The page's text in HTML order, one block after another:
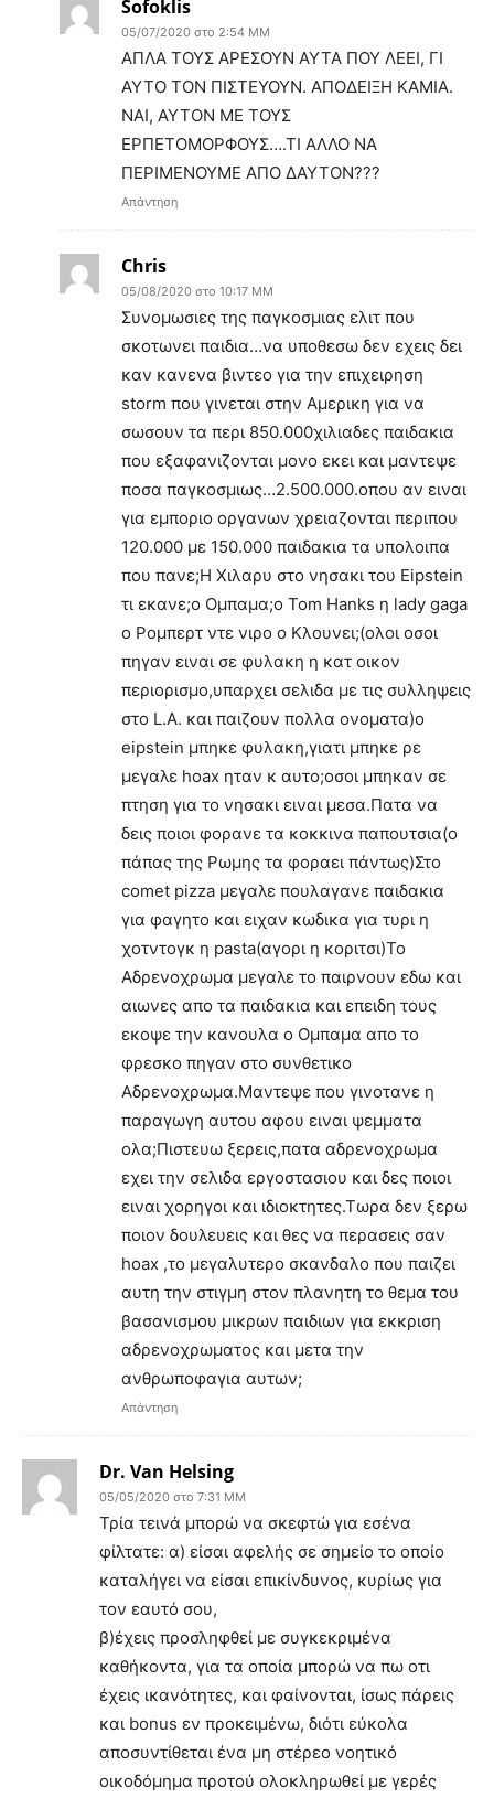
Sofoklis
05/07/2020 στο 2:54 ΜΜ
ΑΠΛΑ ΤΟΥΣ ΑΡΕΣΟΥΝ ΑΥΤΑ ΠΟΥ ΛΕΕΙ, ΓΙ
ΑΥΤΟ ΤΟΝ ΠΙΣΤΕΥΟΥΝ. ΑΠΟΔΕΙΞΗ ΚΑΜΙΑ.
ΝΑΙ, ΑΥΤΟΝ ΜΕ ΤΟΥΣ
ΕΡΠΕΤΟΜΟΡΦΟΥΣ….ΤΙ ΑΛΛΟ ΝΑ
ΠΕΡΙΜΕΝΟΥΜΕ ΑΠΟ ΔΑΥΤΟΝ???
Απάντηση
Chris
05/08/2020 στο 10:17 ΜΜ
Συνομωσιες της παγκοσμιας ελιτ που
σκοτωνει παιδια…να υποθεσω δεν εχεις δει
καν κανενα βιντεο για την επιχειρηση
storm που γινεται στην Αμερικη για να
σωσουν τα περι 850.000χιλιαδες παιδακια
που εξαφανιζονται μονο εκει και μαντεψε
ποσα παγκοσμιως…2.500.000.οπου αν ειναι
για εμποριο οργανων χρειαζονται περιπου
120.000 με 150.000 παιδακια τα υπολοιπα
που πανε;Η Χιλαρυ στο νησακι του Εipstein
τι εκανε;ο Ομπαμα;ο Tom Hanks η lady gaga
ο Ρομπερτ ντε νιρο ο Κλουνει;(ολοι οσοι
πηγαν ειναι σε φυλακη η κατ οικον
περιορισμο,υπαρχει σελιδα με τις συλληψεις
στο L.A. και παιζουν πολλα ονοματα)ο
eipstein μπηκε φυλακη,γιατι μπηκε ρε
μεγαλε hoax ηταν κ αυτο;οσοι μπηκαν σε
πτηση για το νησακι ειναι μεσα.Πατα να
δεις ποιοι φορανε τα κοκκινα παπουτσια(ο
πάπας της Ρωμης τα φοραει πάντως)Στο
comet pizza μεγαλε πουλαγανε παιδακια
για φαγητο και ειχαν κωδικα για τυρι η
χοτντογκ η pasta(αγορι η κοριτσι)Το
Αδρενοχρωμα μεγαλε το παιρνουν εδω και
αιωνες απο τα παιδακια και επειδη τους
εκοψε την κανουλα ο Ομπαμα απο το
φρεσκο πηγαν στο συνθετικο
Αδρενοχρωμα.Μαντεψε που γινοτανε η
παραγωγη αυτου αφου ειναι ψεμματα
ολα;Πιστευω ξερεις,πατα αδρενοχρωμα
εχει την σελιδα εργοστασιου και δες ποιοι
ειναι χορηγοι και ιδιοκτητες.Τωρα δεν ξερω
ποιον δουλευεις και θες να περασεις σαν
hoax ,το μεγαλυτερο σκανδαλο που παιζει
αυτη την στιγμη στον πλανητη το θεμα του
βασανισμου μικρων παιδιων για εκκριση
αδρενοχρωματος και μετα την
ανθρωποφαγια αυτων;
Απάντηση
Dr. Van Helsing
05/05/2020 στο 7:31 ΜΜ
Τρία τεινά μπορώ να σκεφτώ για εσένα
φίλτατε: α) είσαι αφελής σε σημείο το οποίο
καταλήγει να είσαι επικίνδυνος, κυρίως για
τον εαυτό σου,
β)έχεις προσληφθεί με συγκεκριμένα
καθήκοντα, για τα οποία μπορώ να πω οτι
έχεις ικανότητες, και φαίνονται, ίσως πάρεις
και bonus εν προκειμένω, διότι εύκολα
αποσυντίθεται ένα μη στέρεο νοητικό
οικοδόμημα προτού ολοκληρωθεί με γερές